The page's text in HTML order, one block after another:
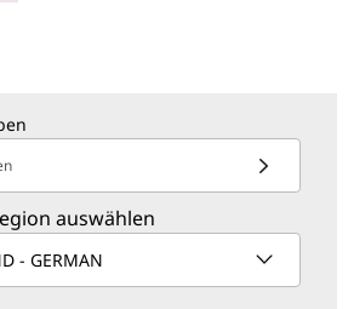
auswählen
- GERMAN